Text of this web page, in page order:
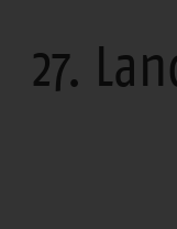
27.